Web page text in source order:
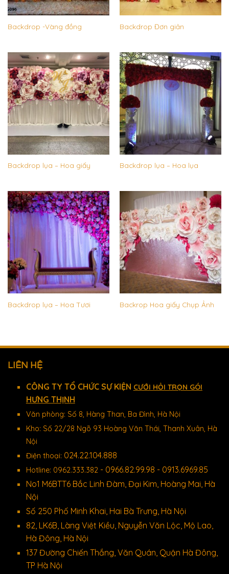
Backdrop -Vàng đồng Backdrop Đơn giản
Backdrop lụa – Hoa giấy Backdrop lụa – Hoa lụa
Backdrop lụa – Hoa Tươi Backrop Hoa giấy Chụp Ảnh
LIÊN HỆ
CÔNG TY TỔ CHỨC SỰ KIỆN CƯỚI HỎI TRỌN GÓI
HƯNG THỊNH
Văn phòng: Số 8, Hàng Than, Ba Đình, Hà Nội
Kho: Số 22/28 Ngõ 93 Hoàng Văn Thái, Thanh Xuân, Hà
Nội
Điện thoại: 024.22.104.888
Hotline: 0962.333.382 - 0966.82.99.98 - 0913.6969.85
No1 M6BTT6 Bắc Linh Đàm, Đại Kim, Hoàng Mai, Hà
Nội
Số 250 Phố Minh Khai, Hai Bà Trưng, Hà Nội
82, LK6B, Làng Việt Kiều, Nguyễn Văn Lộc, Mộ Lao,
Hà Đông, Hà Nội
137 Đường Chiến Thắng, Văn Quán, Quận Hà Đông,
TP Hà Nội